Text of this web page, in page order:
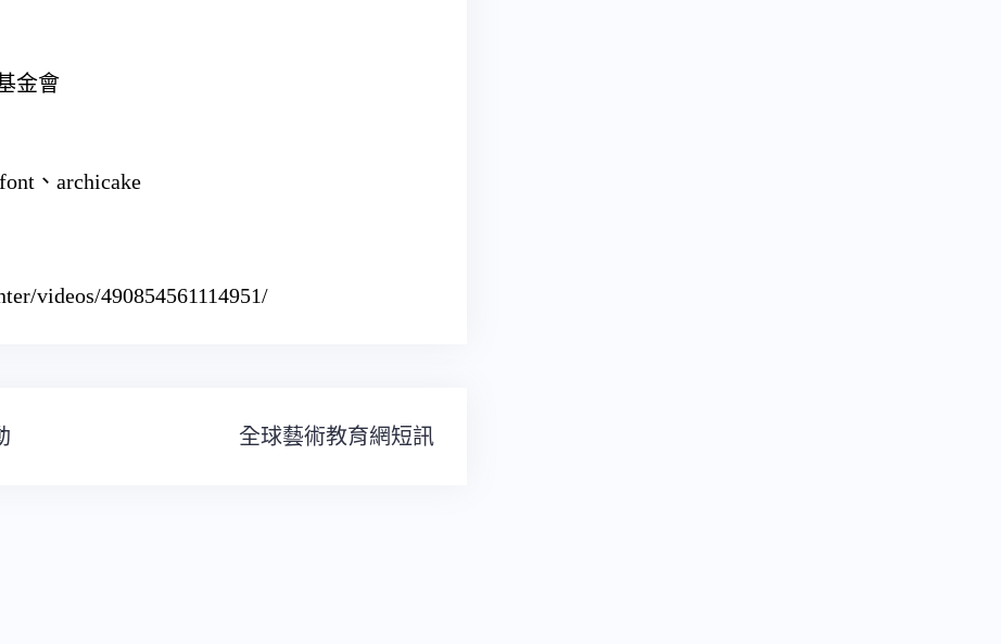
金會
、archicake
videos/490854561114951/
全球藝術教育網短訊